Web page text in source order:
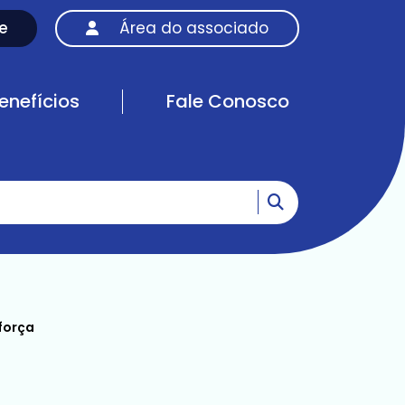
Área do associado
Fale Conosco
Ir para o